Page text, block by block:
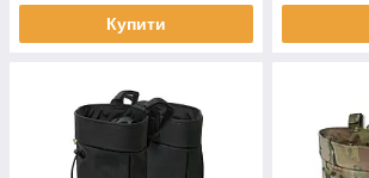
Купити